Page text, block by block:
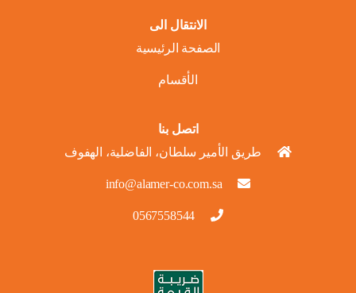
الانتقال الى
الصفحة الرئيسية
الأقسام
اتصل بنا
طريق الأمير سلطان، الفاضلية، الهفوف
info@alamer-co.com.sa
0567558544